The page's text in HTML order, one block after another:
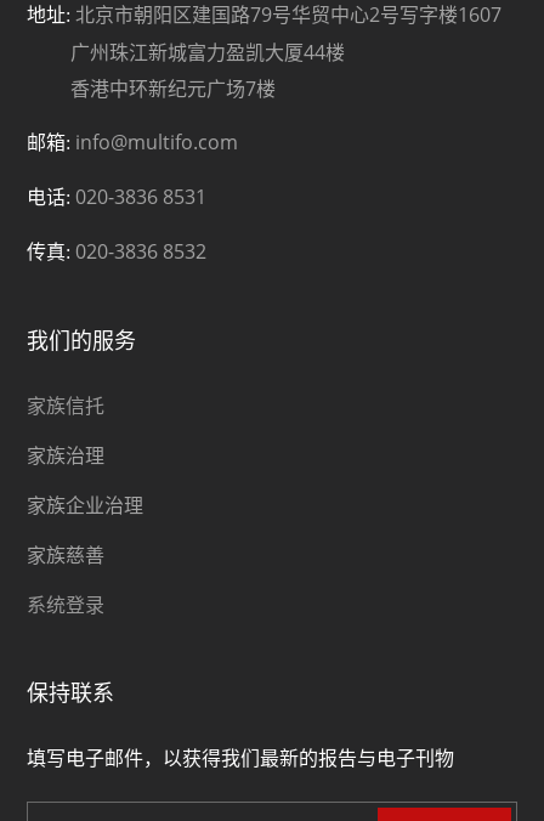
地址: 北京市朝阳区建国路79号华贸中心2号写字楼1607
广州珠江新城富力盈凯大厦44楼
香港中环新纪元广场7楼
邮箱: info@multifo.com
电话: 020-3836 8531
传真: 020-3836 8532
我们的服务
家族信托
家族治理
家族企业治理
家族慈善
系统登录
保持联系
填写电子邮件，以获得我们最新的报告与电子刊物